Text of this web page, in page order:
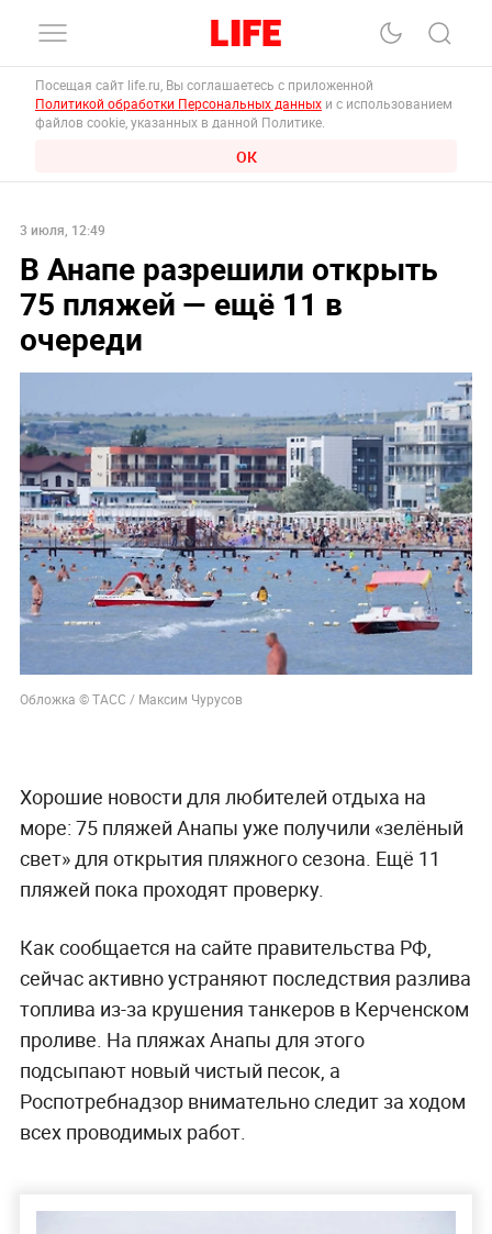
Посещая сайт life.ru, Вы соглашаетесь с приложенной
Политикой обработки Персональных данных и с использованием
файлов cookie, указанных в данной Политике.
ОК
3 июля, 12:49
В Анапе разрешили открыть
75 пляжей — ещё 11 в
очереди
Обложка © ТАСС / Максим Чурусов
Хорошие новости для любителей отдыха на
море: 75 пляжей Анапы уже получили «зелёный
свет» для открытия пляжного сезона. Ещё 11
пляжей пока проходят проверку.
Как сообщается на сайте правительства РФ,
сейчас активно устраняют последствия разлива
топлива из-за крушения танкеров в Керченском
проливе. На пляжах Анапы для этого
подсыпают новый чистый песок, а
Роспотребнадзор внимательно следит за ходом
всех проводимых работ.